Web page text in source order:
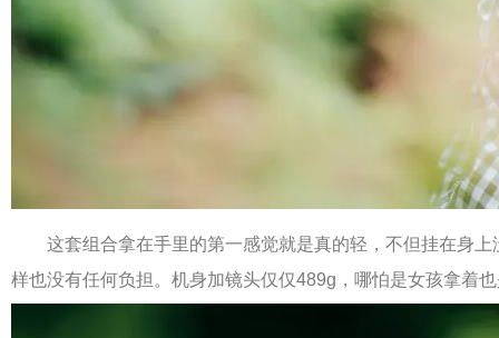
这套组合拿在手里的第一感觉就是真的轻，不但挂在身上
样也没有任何负担。机身加镜头仅仅489g，哪怕是女孩拿着